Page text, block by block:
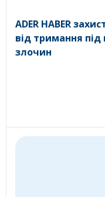
ADER HABER
від тримання
злочин